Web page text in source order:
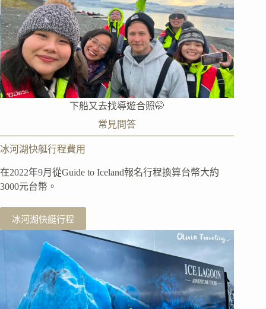
下船又去找導遊合照🤭
常見問答
冰河湖快艇行程費用
在2022年9月從Guide to Iceland報名行程換算台幣大約
3000元台幣。
冰河湖快艇行程